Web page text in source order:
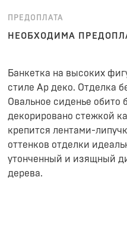
ПРЕДОПЛАТА
НЕОБХОДИМА
Банкетка на высоких
стиле Ар деко. Отделка
Овальное сиденье
декорировано стежкой
крепится лентами-
оттенков отделки
утонченный и изящный
дерева.